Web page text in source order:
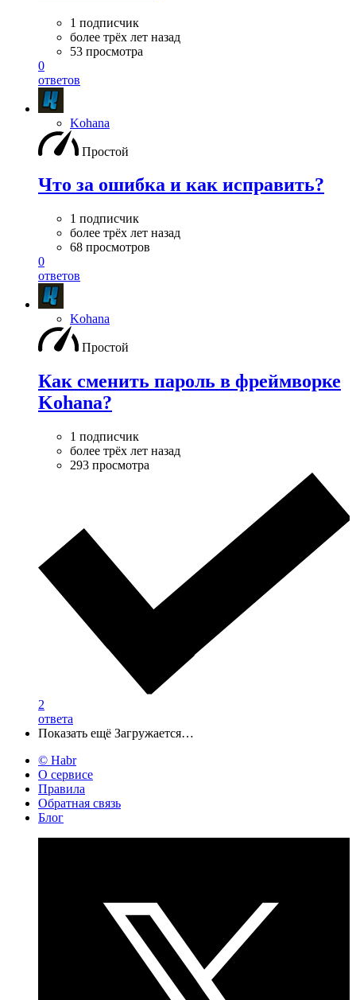
1 подписчик
более трёх лет назад
53 просмотра
0
ответов
Kohana
Простой
Что за ошибка и как исправить?
1 подписчик
более трёх лет назад
68 просмотров
0
ответов
Kohana
Простой
Как сменить пароль в фреймворке
Kohana?
1 подписчик
более трёх лет назад
293 просмотра
2
ответа
Показать ещё Загружается…
© Habr
О сервисе
Правила
Обратная связь
Блог